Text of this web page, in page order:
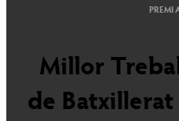
PREMI
Millor
de Batxillerat